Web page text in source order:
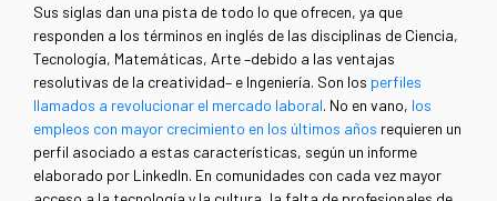
Sus siglas dan una pista de todo lo que ofrecen, ya que
responden a los términos en inglés de las disciplinas de Ciencia,
Tecnología, Matemáticas, Arte –debido a las ventajas
resolutivas de la creatividad– e Ingeniería. Son los perfiles
llamados a revolucionar el mercado laboral. No en vano, los
empleos con mayor crecimiento en los últimos años requieren un
perfil asociado a estas características, según un informe
elaborado por LinkedIn. En comunidades con cada vez mayor